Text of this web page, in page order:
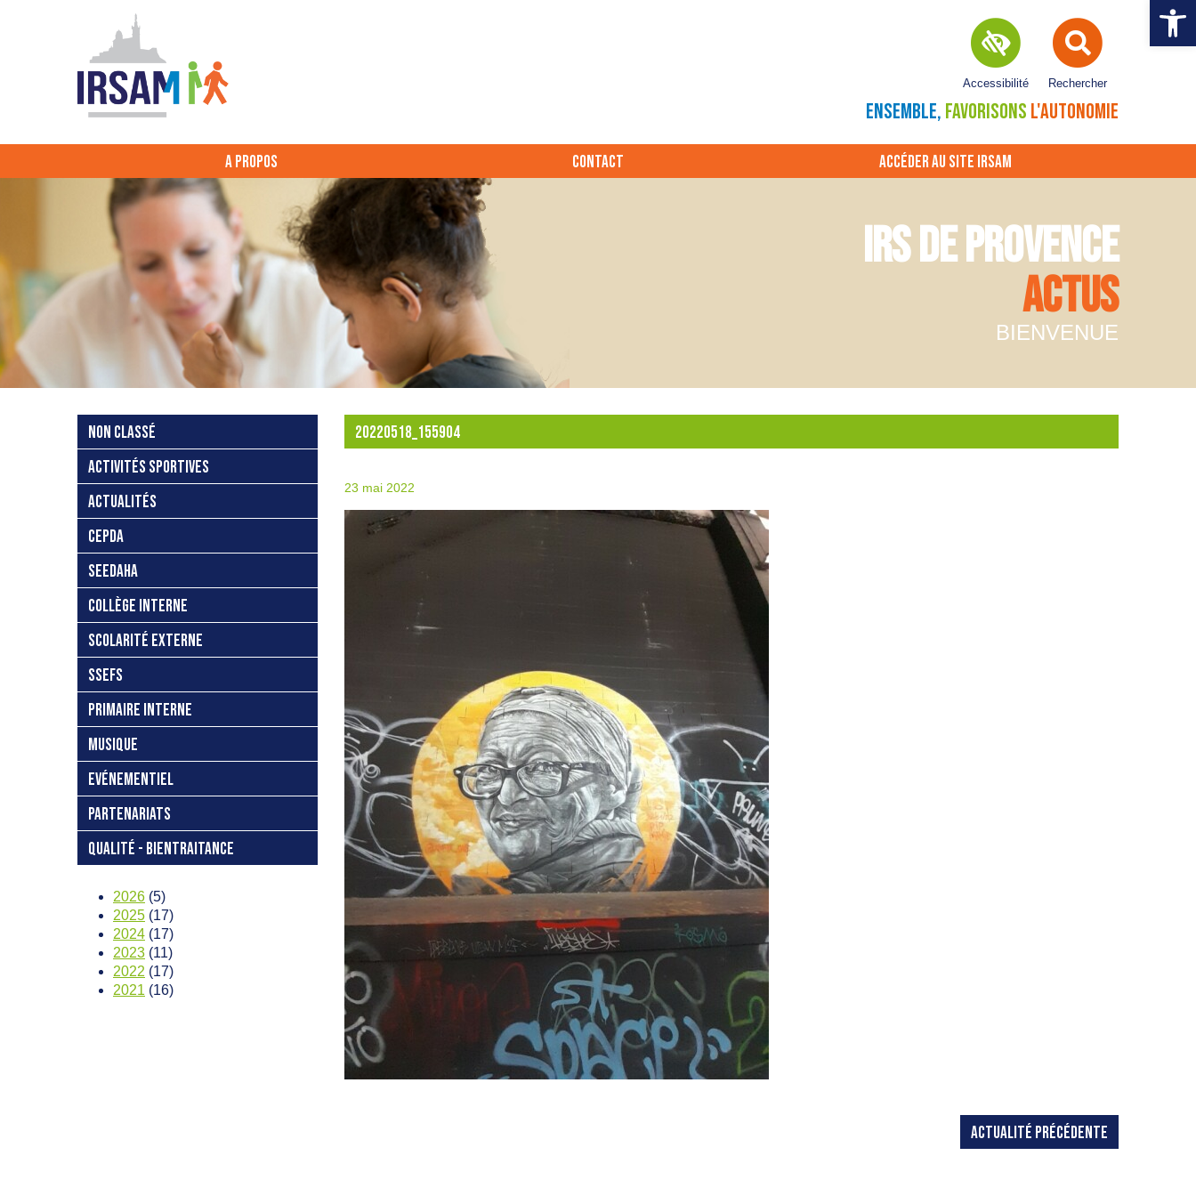
Ouvrir
Rechercher
Accessibilité
ENSEMBLE, FAVORISONS L'AUTONOMIE
A PROPOS CONTACT ACCÉDER AU SITE IRSAM
IRS DE PROVENCE
ACTUS
BIENVENUE
NON CLASSÉ
ACTIVITÉS SPORTIVES
ACTUALITÉS
CEPDA
SEEDAHA
COLLÈGE INTERNE
SCOLARITÉ EXTERNE
SSEFS
PRIMAIRE INTERNE
MUSIQUE
EVÉNEMENTIEL
PARTENARIATS
QUALITÉ - BIENTRAITANCE
2026 (5)
2025 (17)
2024 (17)
2023 (11)
2022 (17)
2021 (16)
20220518_155904
23 mai 2022
ACTUALITÉ PRÉCÉDENTE